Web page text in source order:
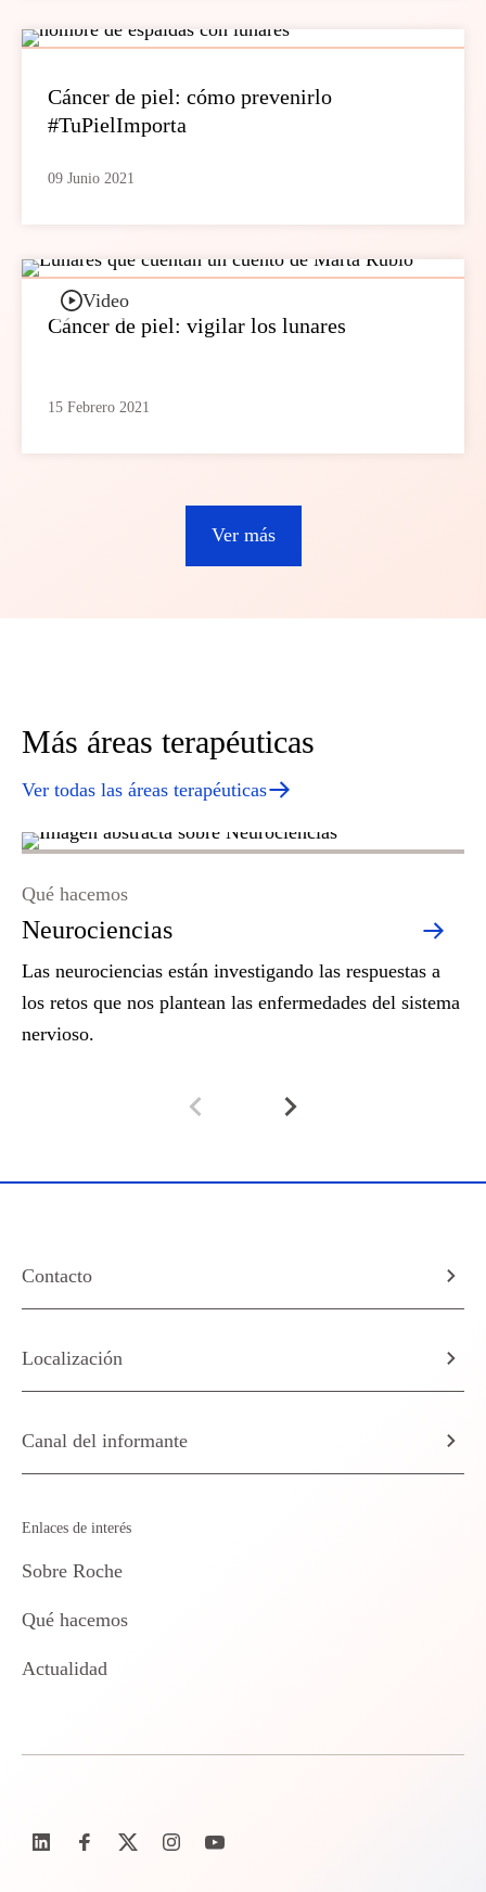
Cáncer de piel: cómo prevenirlo
#TuPielImporta
09 Junio 2021
Video
Cáncer de piel: vigilar los lunares
15 Febrero 2021
Ver más
Más áreas terapéuticas
Ver todas las áreas terapéuticas
Neurociencias
Qué hacemos
Las neurociencias están investigando las respuestas a
los retos que nos plantean las enfermedades del sistema
nervioso.
Contacto
Localización
Canal del informante
Enlaces de interés
Sobre Roche
Qué hacemos
Actualidad